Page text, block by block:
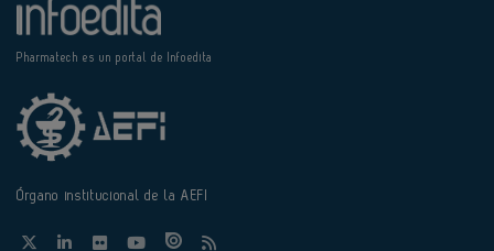
Pharmatech es un portal de Infoedita
Órgano institucional de la AEFI